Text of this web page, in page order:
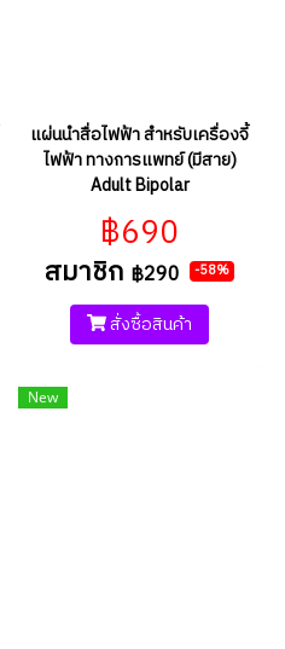
แผ่นนำสื่อไฟฟ้า สำหรับเครื่องจี้
ไฟฟ้า ทางการแพทย์ (มีสาย)
Adult Bipolar
฿690
สมาชิก ฿290 -58%
สั่งซื้อสินค้า
New